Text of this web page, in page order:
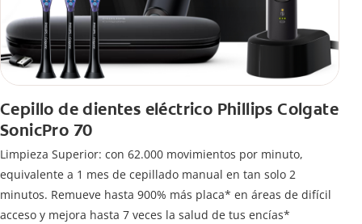
Cepillo de dientes eléctrico Phillips Colgate
SonicPro 70
Limpieza Superior: con 62.000 movimientos por minuto,
equivalente a 1 mes de cepillado manual en tan solo 2
minutos. Remueve hasta 900% más placa* en áreas de difícil
acceso y mejora hasta 7 veces la salud de tus encías*